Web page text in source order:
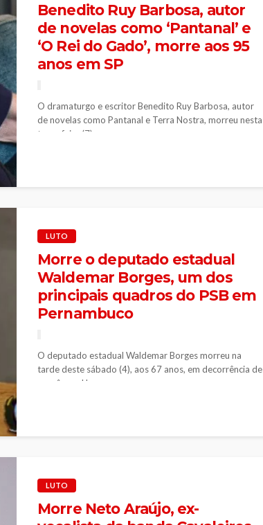
Benedito Ruy Barbosa, autor
de novelas como ‘Pantanal’ e
‘O Rei do Gado’, morre aos 95
anos em SP
O dramaturgo e escritor Benedito Ruy Barbosa, autor
de novelas como Pantanal e Terra Nostra, morreu nesta
terça-feira (7) na...
LUTO
Morre o deputado estadual
Waldemar Borges, um dos
principais quadros do PSB em
Pernambuco
O deputado estadual Waldemar Borges morreu na
tarde deste sábado (4), aos 67 anos, em decorrência de
um câncer. Um...
LUTO
Morre Neto Araújo, ex-